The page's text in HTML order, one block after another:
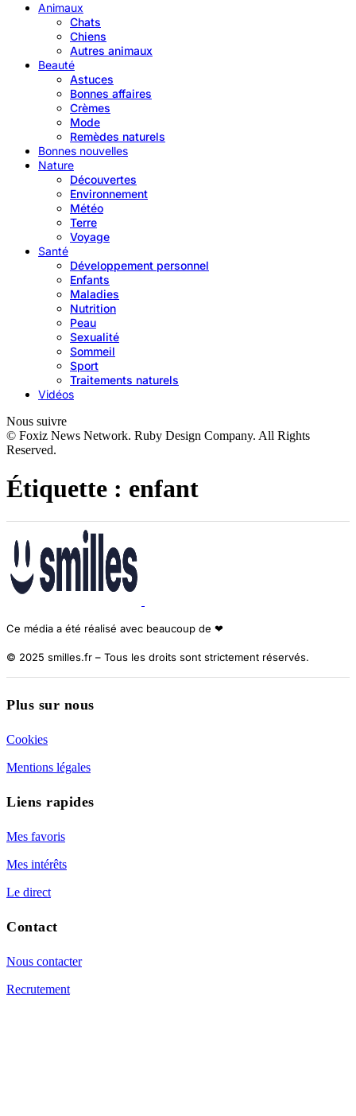
Animaux
Chats
Chiens
Autres animaux
Beauté
Astuces
Bonnes affaires
Crèmes
Mode
Remèdes naturels
Bonnes nouvelles
Nature
Découvertes
Environnement
Météo
Terre
Voyage
Santé
Développement personnel
Enfants
Maladies
Nutrition
Peau
Sexualité
Sommeil
Sport
Traitements naturels
Vidéos
Nous suivre
© Foxiz News Network. Ruby Design Company. All Rights
Reserved.
Étiquette : enfant
Ce média a été réalisé avec beaucoup de ❤︎
© 2025 smilles.fr – Tous les droits sont strictement réservés.
Plus sur nous
Cookies
Mentions légales
Liens rapides
Mes favoris
Mes intérêts
Le direct
Contact
Nous contacter
Recrutement